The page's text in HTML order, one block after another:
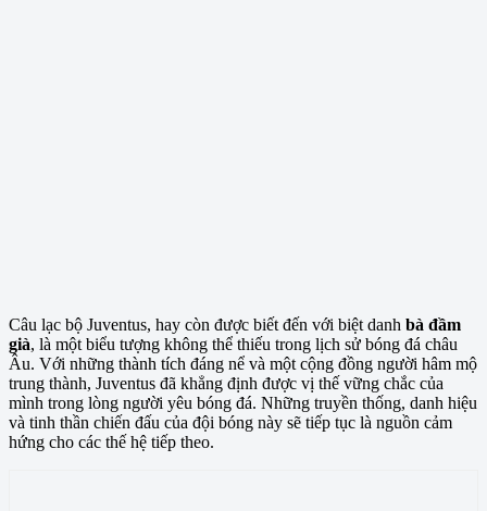
Câu lạc bộ Juventus, hay còn được biết đến với biệt danh bà đầm
già, là một biểu tượng không thể thiếu trong lịch sử bóng đá châu
Âu. Với những thành tích đáng nể và một cộng đồng người hâm mộ
trung thành, Juventus đã khẳng định được vị thế vững chắc của
mình trong lòng người yêu bóng đá. Những truyền thống, danh hiệu
và tinh thần chiến đấu của đội bóng này sẽ tiếp tục là nguồn cảm
hứng cho các thế hệ tiếp theo.